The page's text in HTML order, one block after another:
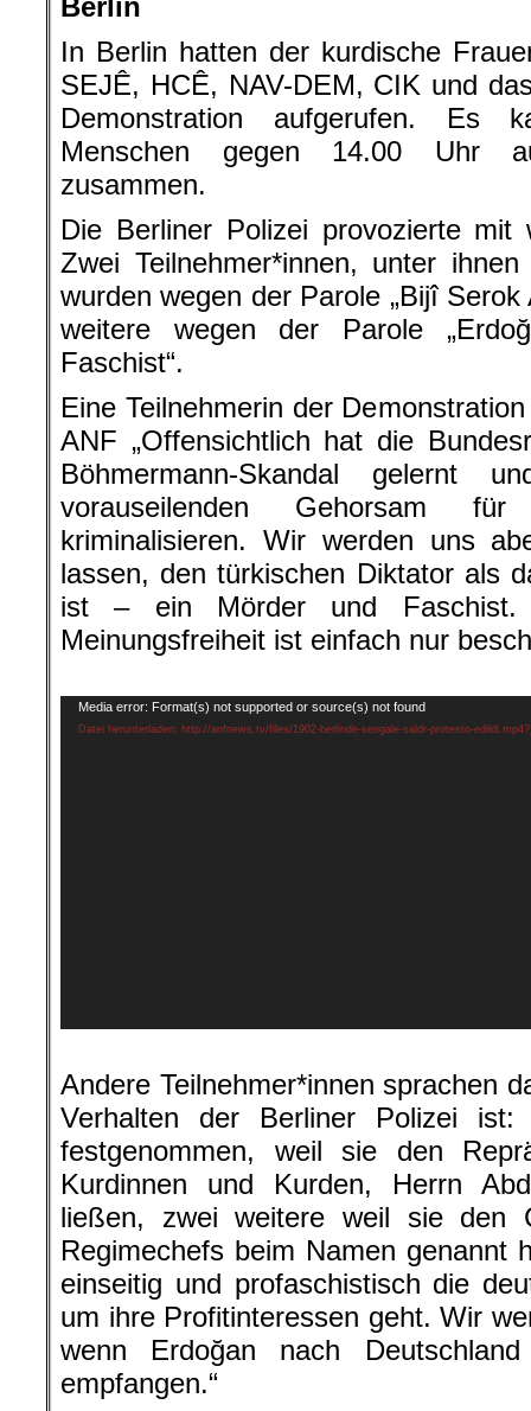
Berlin
In Berlin hatten der kurdische
SEJÊ, HCÊ, NAV-DEM, CIK und
Demonstration aufgerufen. Es
Menschen gegen 14.00 Uhr
zusammen.
Die Berliner Polizei provozierte mit
Zwei Teilnehmer*innen, unter
wurden wegen der Parole „Bijî
weitere wegen der Parole
Faschist“.
Eine Teilnehmerin der
ANF „Offensichtlich hat die
Böhmermann-Skandal gelernt
vorauseilenden Gehorsam für
kriminalisieren. Wir werden uns
lassen, den türkischen Diktator als
ist – ein Mörder und
Meinungsfreiheit ist einfach nur
Video-
Player
Media error: Format(s) not supported or source(s) not found
Datei herunterladen: http://anfnews.tv/files/1902-berlinde-sengale-saldr-protesto-
Andere Teilnehmer*innen sprachen
Verhalten der Berliner Polizei ist:
festgenommen, weil sie den
Kurdinnen und Kurden, Herrn
ließen, zwei weitere weil sie den
Regimechefs beim Namen genannt
einseitig und profaschistisch die
um ihre Profitinteressen geht. Wir
wenn Erdoğan nach
empfangen.“